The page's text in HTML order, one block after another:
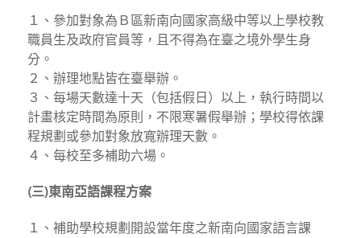
１、參加對象為Ｂ區新南向國家高級中等以上學校教
職員生及政府官員等，且不得為在臺之境外學生身
分。
２、辦理地點皆在臺舉辦。
３、每場天數達十天（包括假日）以上，執行時間以
計畫核定時間為原則，不限寒暑假舉辦；學校得依課
程規劃或參加對象放寬辦理天數。
４、每校至多補助六場。
(三)東南亞語課程方案
１、補助學校規劃開設當年度之新南向國家語言課